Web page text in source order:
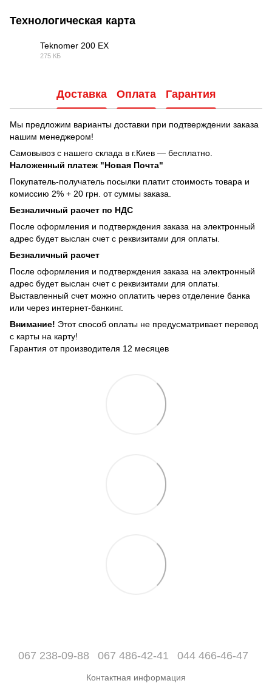
Технологическая карта
Teknomer 200 ЕХ
275 КБ
Доставка Оплата Гарантия
Мы предложим варианты доставки при подтверждении заказа
нашим менеджером!
Самовывоз с нашего склада в г.Киев — бесплатно.
Наложенный платеж "Новая Почта"
Покупатель-получатель посылки платит стоимость товара и
комиссию 2% + 20 грн. от суммы заказа.
Безналичный расчет по НДС
После оформления и подтверждения заказа на электронный
адрес будет выслан счет с реквизитами для оплаты.
Безналичный расчет
После оформления и подтверждения заказа на электронный
адрес будет выслан счет с реквизитами для оплаты.
Выставленный счет можно оплатить через отделение банка
или через интернет-банкинг.
Внимание! Этот способ оплаты не предусматривает перевод
с карты на карту!
Гарантия от производителя 12 месяцев
067 238-09-88 067 486-42-41 044 466-46-47
Контактная информация